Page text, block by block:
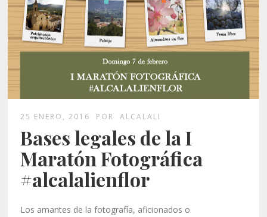
25 ENERO, 2016 POR ALCALALI
Bases legales de la I
Maratón Fotográfica
#alcalalienflor
Los amantes de la fotografía, aficionados o